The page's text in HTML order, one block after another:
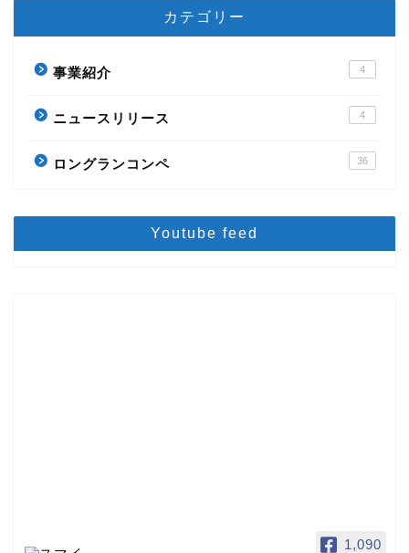
カテゴリー
事業紹介 4
ニュースリリース 4
ロングランコンペ 36
Youtube feed
1,090